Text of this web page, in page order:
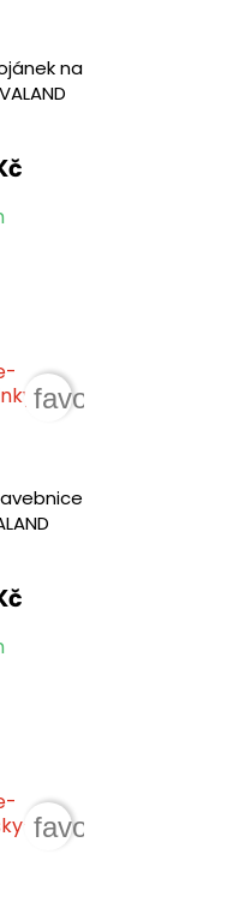
na
favorite_border
favorite_border